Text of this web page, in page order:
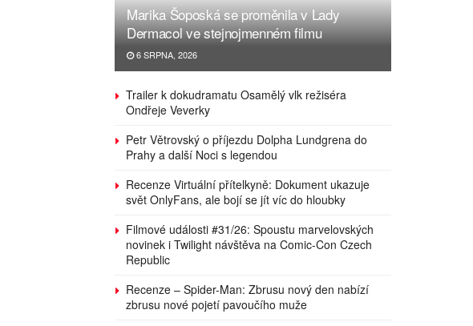
Marika Šoposká se proměnila v Lady
Dermacol ve stejnojmenném filmu
6 SRPNA, 2026
Trailer k dokudramatu Osamělý vlk režiséra
Ondřeje Veverky
Petr Větrovský o příjezdu Dolpha Lundgrena do
Prahy a další Noci s legendou
Recenze Virtuální přítelkyně: Dokument ukazuje
svět OnlyFans, ale bojí se jít víc do hloubky
Filmové události #31/26: Spoustu marvelovských
novinek i Twilight návštěva na Comic-Con Czech
Republic
Recenze – Spider-Man: Zbrusu nový den nabízí
zbrusu nové pojetí pavoučího muže